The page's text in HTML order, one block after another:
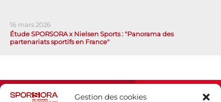
Gestion des cookies
16 mars 2026
Étude SPORSORA x Nielsen Sports : "Panorama des
partenariats sportifs en France"